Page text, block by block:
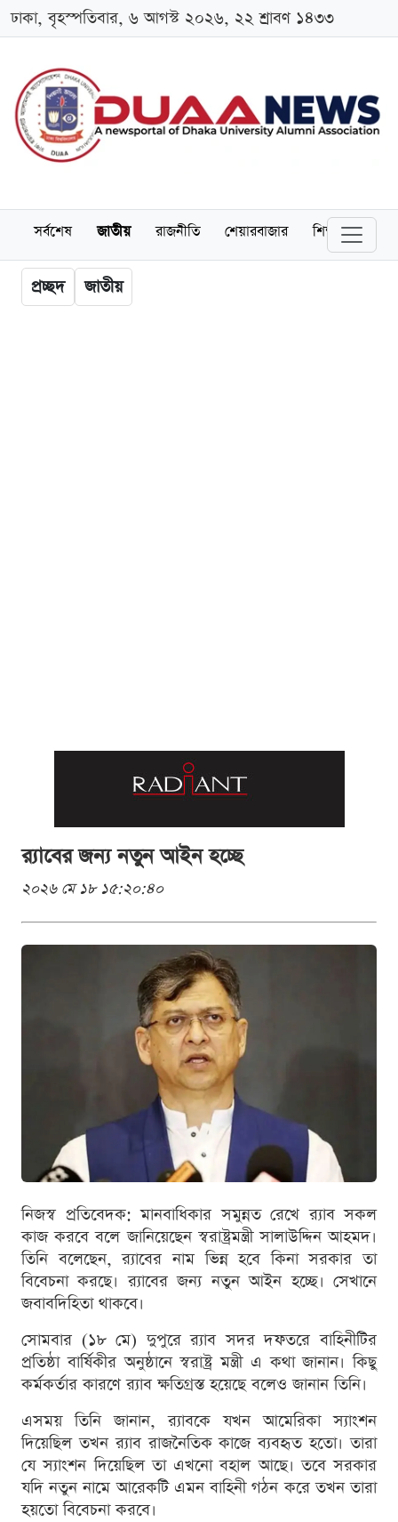
ঢাকা, বৃহস্পতিবার, ৬ আগস্ট ২০২৬, ২২ শ্রাবণ ১৪৩৩
সর্বশেষ জাতীয় রাজনীতি শেয়ারবাজার শিক্ষা
প্রচ্ছদ জাতীয়
র‌্যাবের জন্য নতুন আইন হচ্ছে
২০২৬ মে ১৮ ১৫:২০:৪০
নিজস্ব প্রতিবেদক: মানবাধিকার সমুন্নত রেখে র‌্যাব সকল
কাজ করবে বলে জানিয়েছেন স্বরাষ্ট্রমন্ত্রী সালাউদ্দিন আহমদ।
তিনি বলেছেন, র‌্যাবের নাম ভিন্ন হবে কিনা সরকার তা
বিবেচনা করছে। র‌্যাবের জন্য নতুন আইন হচ্ছে। সেখানে
জবাবদিহিতা থাকবে।
সোমবার (১৮ মে) দুপুরে র‌্যাব সদর দফতরে বাহিনীটির
প্রতিষ্ঠা বার্ষিকীর অনুষ্ঠানে স্বরাষ্ট্র মন্ত্রী এ কথা জানান। কিছু
কর্মকর্তার কারণে র‌্যাব ক্ষতিগ্রস্ত হয়েছে বলেও জানান তিনি।
এসময় তিনি জানান, র‌্যাবকে যখন আমেরিকা স্যাংশন
দিয়েছিল তখন র‌্যাব রাজনৈতিক কাজে ব্যবহৃত হতো। তারা
যে স্যাংশন দিয়েছিল তা এখনো বহাল আছে। তবে সরকার
যদি নতুন নামে আরেকটি এমন বাহিনী গঠন করে তখন তারা
হয়তো বিবেচনা করবে।